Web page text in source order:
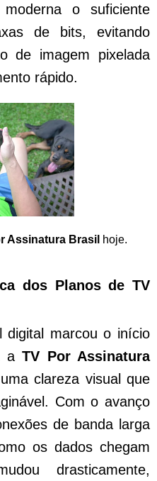
o suficiente
de bits, evitando
de imagem pixelada
rápido.
Assinatura Brasil hoje.
dos Planos de TV
digital marcou o início
a TV Por Assinatura
clareza visual que
Com o avanço
de banda larga
os dados chegam
drasticamente,